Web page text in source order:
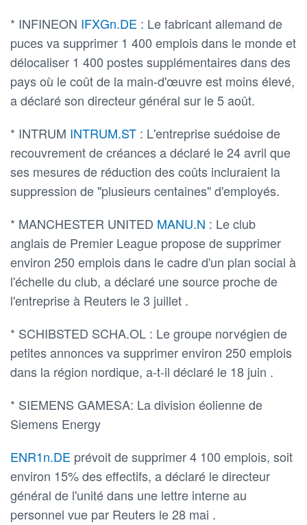
* INFINEON IFXGn.DE : Le fabricant allemand de
puces va supprimer 1 400 emplois dans le monde et
délocaliser 1 400 postes supplémentaires dans des
pays où le coût de la main-d'œuvre est moins élevé,
a déclaré son directeur général sur le 5 août.
* INTRUM INTRUM.ST : L'entreprise suédoise de
recouvrement de créances a déclaré le 24 avril que
ses mesures de réduction des coûts incluraient la
suppression de "plusieurs centaines" d'employés.
* MANCHESTER UNITED MANU.N : Le club
anglais de Premier League propose de supprimer
environ 250 emplois dans le cadre d'un plan social à
l'échelle du club, a déclaré une source proche de
l'entreprise à Reuters le 3 juillet .
* SCHIBSTED SCHA.OL : Le groupe norvégien de
petites annonces va supprimer environ 250 emplois
dans la région nordique, a-t-il déclaré le 18 juin .
* SIEMENS GAMESA: La division éolienne de
Siemens Energy
ENR1n.DE prévoit de supprimer 4 100 emplois, soit
environ 15% des effectifs, a déclaré le directeur
général de l'unité dans une lettre interne au
personnel vue par Reuters le 28 mai .